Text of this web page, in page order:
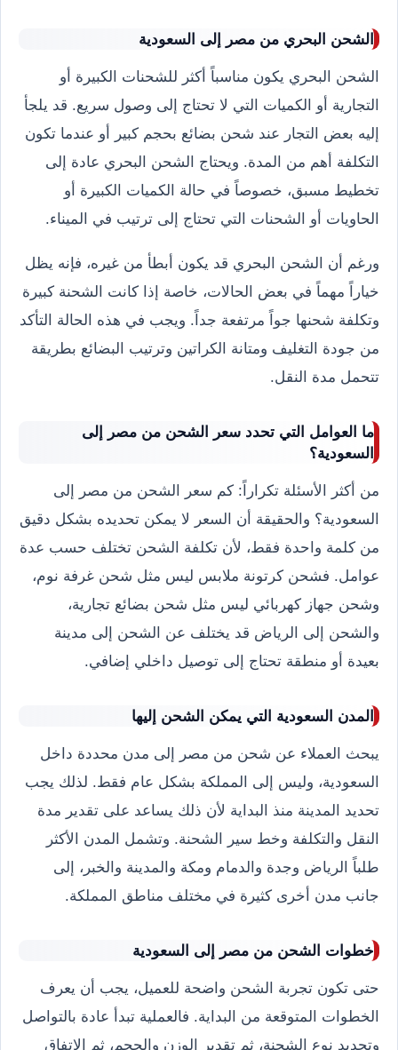
الشحن البحري من مصر إلى السعودية
الشحن البحري يكون مناسباً أكثر للشحنات الكبيرة أو
التجارية أو الكميات التي لا تحتاج إلى وصول سريع. قد يلجأ
إليه بعض التجار عند شحن بضائع بحجم كبير أو عندما تكون
التكلفة أهم من المدة. ويحتاج الشحن البحري عادة إلى
تخطيط مسبق، خصوصاً في حالة الكميات الكبيرة أو
الحاويات أو الشحنات التي تحتاج إلى ترتيب في الميناء.
ورغم أن الشحن البحري قد يكون أبطأ من غيره، فإنه يظل
خياراً مهماً في بعض الحالات، خاصة إذا كانت الشحنة كبيرة
وتكلفة شحنها جواً مرتفعة جداً. ويجب في هذه الحالة التأكد
من جودة التغليف ومتانة الكراتين وترتيب البضائع بطريقة
تتحمل مدة النقل.
ما العوامل التي تحدد سعر الشحن من مصر إلى
السعودية؟
من أكثر الأسئلة تكراراً: كم سعر الشحن من مصر إلى
السعودية؟ والحقيقة أن السعر لا يمكن تحديده بشكل دقيق
من كلمة واحدة فقط، لأن تكلفة الشحن تختلف حسب عدة
عوامل. فشحن كرتونة ملابس ليس مثل شحن غرفة نوم،
وشحن جهاز كهربائي ليس مثل شحن بضائع تجارية،
والشحن إلى الرياض قد يختلف عن الشحن إلى مدينة
بعيدة أو منطقة تحتاج إلى توصيل داخلي إضافي.
المدن السعودية التي يمكن الشحن إليها
يبحث العملاء عن شحن من مصر إلى مدن محددة داخل
السعودية، وليس إلى المملكة بشكل عام فقط. لذلك يجب
تحديد المدينة منذ البداية لأن ذلك يساعد على تقدير مدة
النقل والتكلفة وخط سير الشحنة. وتشمل المدن الأكثر
طلباً الرياض وجدة والدمام ومكة والمدينة والخبر، إلى
جانب مدن أخرى كثيرة في مختلف مناطق المملكة.
خطوات الشحن من مصر إلى السعودية
حتى تكون تجربة الشحن واضحة للعميل، يجب أن يعرف
الخطوات المتوقعة من البداية. فالعملية تبدأ عادة بالتواصل
وتحديد نوع الشحنة، ثم تقدير الوزن والحجم، ثم الاتفاق